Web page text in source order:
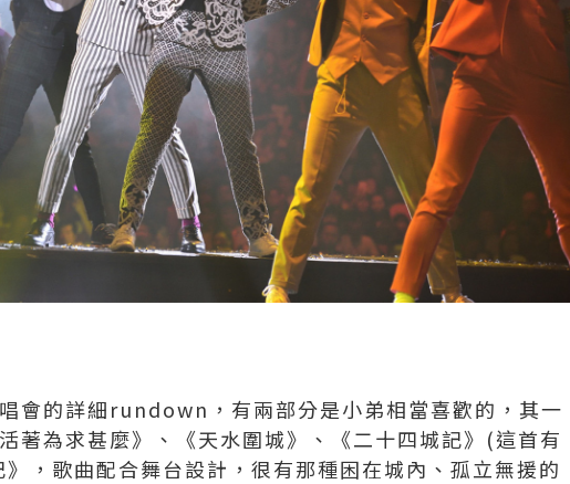
會的詳細rundown，有兩部分是小弟相當喜歡的，其一
著為求甚麼》、《天水圍城》、《二十四城記》(這首有
，歌曲配合舞台設計，很有那種困在城內、孤立無援的